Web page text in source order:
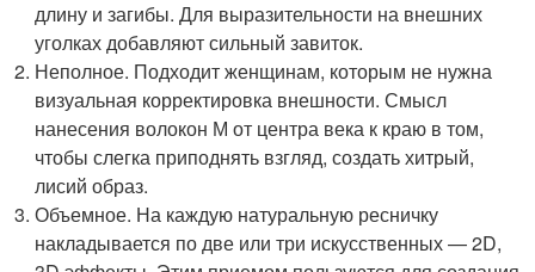
длину и загибы. Для выразительности на внешних
уголках добавляют сильный завиток.
Неполное. Подходит женщинам, которым не нужна
визуальная корректировка внешности. Смысл
нанесения волокон М от центра века к краю в том,
чтобы слегка приподнять взгляд, создать хитрый,
лисий образ.
Объемное. На каждую натуральную ресничку
накладывается по две или три искусственных — 2D,